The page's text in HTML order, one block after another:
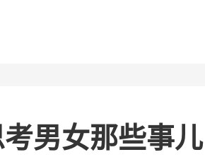
男女那些事儿